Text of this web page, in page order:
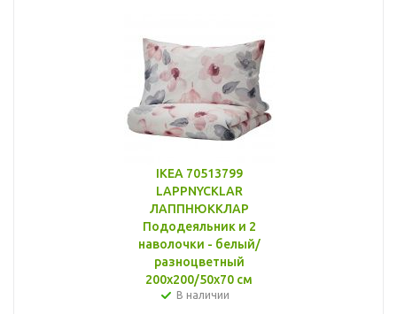
IKEA 70513799
LAPPNYCKLAR
ЛАППНЮККЛАР
Пододеяльник и 2
наволочки - белый/
разноцветный
200x200/50x70 см
В наличии